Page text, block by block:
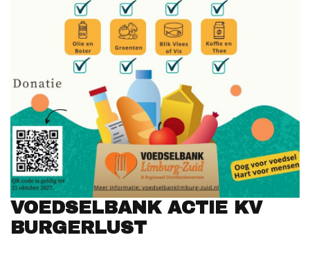
VOEDSELBANK ACTIE KV
BURGERLUST